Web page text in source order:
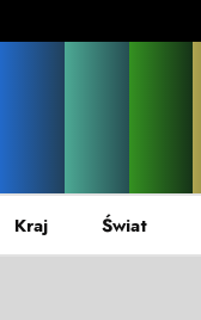
Kraj Świat